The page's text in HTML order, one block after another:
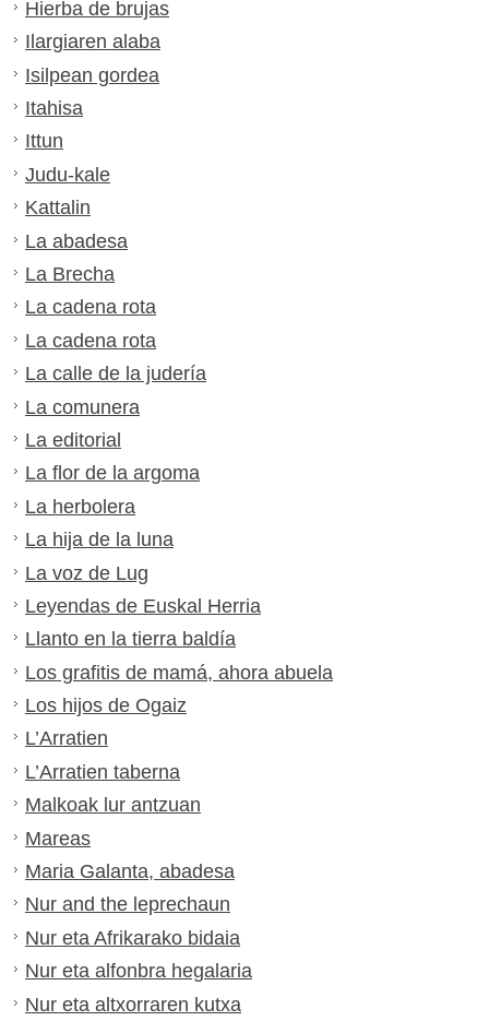
Hierba de brujas
Ilargiaren alaba
Isilpean gordea
Itahisa
Ittun
Judu-kale
Kattalin
La abadesa
La Brecha
La cadena rota
La cadena rota
La calle de la judería
La comunera
La editorial
La flor de la argoma
La herbolera
La hija de la luna
La voz de Lug
Leyendas de Euskal Herria
Llanto en la tierra baldía
Los grafitis de mamá, ahora abuela
Los hijos de Ogaiz
L’Arratien
L’Arratien taberna
Malkoak lur antzuan
Mareas
Maria Galanta, abadesa
Nur and the leprechaun
Nur eta Afrikarako bidaia
Nur eta alfonbra hegalaria
Nur eta altxorraren kutxa